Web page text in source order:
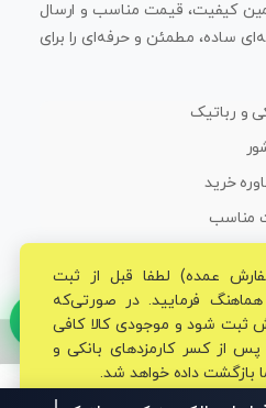
کیفیت، قیمت مناسب و ارسال
ساده، مطمئن و حرفه‌ای را برای
و رباتیک
خرید
مناسب
قم الکترونیک محفوظ می‌باشد.
عمده) لطفا قبل از ثبت
فرمایید. در صورتی‌که
ثبت شود و موجودی کالا کافی
پس از کسر کارمزدهای بانکی و
بازگشت داده خواهد شد.